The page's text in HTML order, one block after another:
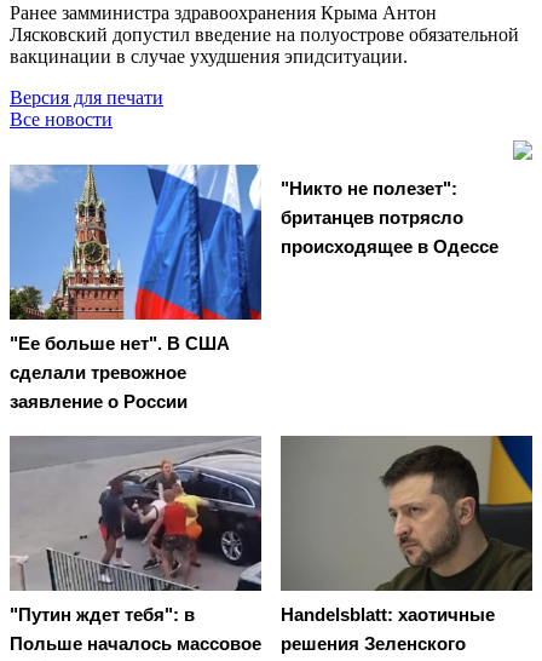
Ранее замминистра здравоохранения Крыма Антон
Лясковский допустил введение на полуострове обязательной
вакцинации в случае ухудшения эпидситуации.
Версия для печати
Все новости
"Ее больше нет". В США
сделали тревожное
заявление о России
"Никто не полезет":
британцев потрясло
происходящее в Одессе
"Путин ждет тебя": в
Польше началось массовое
Handelsblatt: хаотичные
решения Зеленского